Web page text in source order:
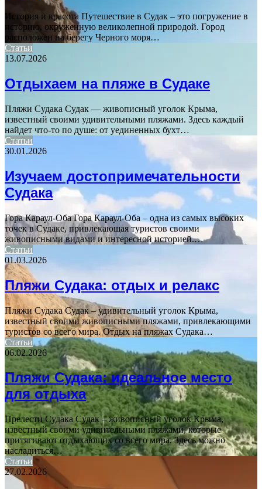
История и красота Путешествие в Судак – это погружение в
историю, окруженную великолепной природой. Город
расположен на берегу Черного моря…
Статьи
13.07.2026
Отдыхаем на пляже в Судаке
Пляжи Судака Судак — живописный уголок Крыма,
известный своими удивительными пляжами. Здесь каждый
найдет что-то по душе: от уединенных бухт…
Статьи
30.01.2026
Изучаем достопримечательности
Судака
Гора Караул-Оба Гора Караул-Оба – одна из самых высоких
точек в Судаке, привлекающая туристов своими
живописными видами и интересной историей.…
Статьи
01.03.2026
Пляжи Судака: отдых и релакс
Пляжи Судака Судак – удивительный уголок Крыма,
известный своими живописными пляжами, привлекающими
туристов со всего мира. Отдых на пляжах Судака…
Статьи
06.02.2026
Пляжи Судака: идеальное место
для отдыха
Прелести Судака Судак – живописный уголок Крыма,
известный своими удивительными пляжами, которые
притягивают отдыхающих со всего мира. Здесь можно
насладиться…
Статьи
27.02.2026